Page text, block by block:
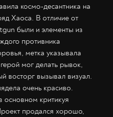
космо-десантника на
Хаоса. В отличие от
были и элементы из
противника
метка указывала
мог делать рывок,
восторг вызывал визуал.
очень красиво.
основном критикуя
продался хорошо,